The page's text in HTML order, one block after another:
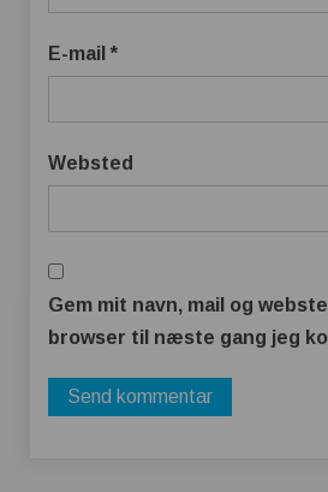
E-mail *
Websted
Gem mit navn, mail og
browser til næste gang jeg